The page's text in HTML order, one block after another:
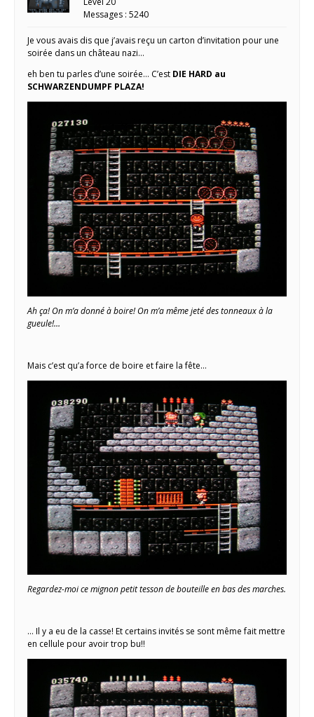
Messages : 5240
Je vous avais dis que j’avais reçu un carton d’invitation pour une
soirée dans un château nazi…
eh ben tu parles d’une soirée… C’est DIE HARD au
SCHWARZENDUMPF PLAZA!
Ah ça! On m’a donné à boire! On m’a même jeté des tonneaux à la
gueule!…
Mais c’est qu’a force de boire et faire la fête…
Regardez-moi ce mignon petit tesson de bouteille en bas des marches.
… Il y a eu de la casse! Et certains invités se sont même fait mettre
en cellule pour avoir trop bu!!